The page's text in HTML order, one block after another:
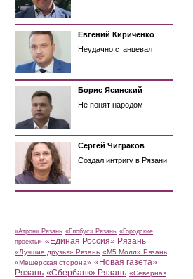
Евгений Кириченко
Неудачно станцевал
Борис Ясинский
Не понят народом
Сергей Чиграков
Создал интригу в Рязани
«Атрон» Рязань «Глобус» Рязань «Городские
проекты» «Единая Россия» Рязань
«Лучшие друзья» Рязань «М5 Молл» Рязань
«Мещерская сторона» «Новая газета»
Рязань «Сбербанк» Рязань «Северная